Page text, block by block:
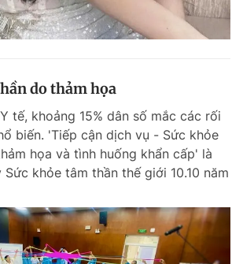
do thảm họa
tế, khoảng 15% dân số mắc các rối
biến. 'Tiếp cận dịch vụ - Sức khỏe
họa và tình huống khẩn cấp' là
khỏe tâm thần thế giới 10.10 năm